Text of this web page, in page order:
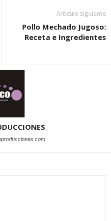
Artículo siguiente
Pollo Mechado Jugoso:
Receta e Ingredientes